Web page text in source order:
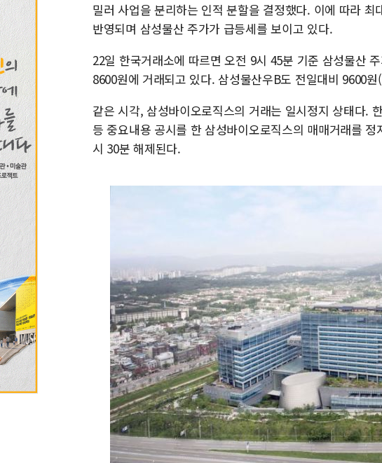
밀러 사업을 분리하는 인적 분할을 결정했다. 이에 따라
반영되며 삼성물산 주가가 급등세를 보이고 있다.
22일 한국거래소에 따르면 오전 9시 45분 기준 삼성물산
8600원에 거래되고 있다. 삼성물산우B도 전일대비 9600
같은 시각, 삼성바이오로직스의 거래는 일시정지 상태다.
등 중요내용 공시를 한 삼성바이오로직스의 매매거래를
시 30분 해제된다.